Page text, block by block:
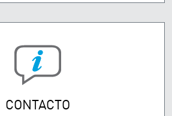
CONTACTO